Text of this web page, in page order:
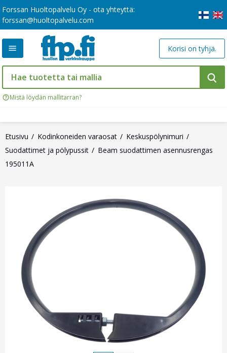
Forssan Huoltopalvelu Oy - ota yhteyttä:
forssan@huoltopalvelu.com
Mistä löydän mallitarran?
Korisi on tyhjä.
Etusivu Kodinkoneiden varaosat
Keskuspölynimuri
Suodattimet ja pölypussit
Beam suodattimen asennusrengas
195011A